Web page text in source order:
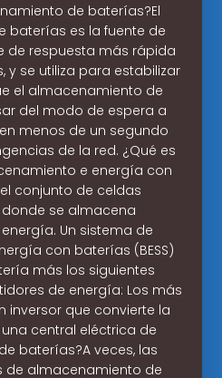
de baterías?El
baterías es la fuente de
de respuesta más rápida
y se utiliza para estabilizar
el almacenamiento de
del modo de espera a
menos de un segundo
de la red. ¿Qué es
e energía con
conjunto de celdas
se almacena
Un sistema de
con baterías (BESS)
más los siguientes
de energía: Los más
inversor que convierte la
central eléctrica de
baterías?A veces, las
de almacenamiento de